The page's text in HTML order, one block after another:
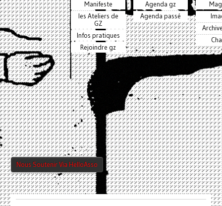
Manifeste
les Ateliers de
GZ
Infos pratiques
Rejoindre gz
Agenda gz
Agenda passé
Nous Soutenir Via HelloAsso